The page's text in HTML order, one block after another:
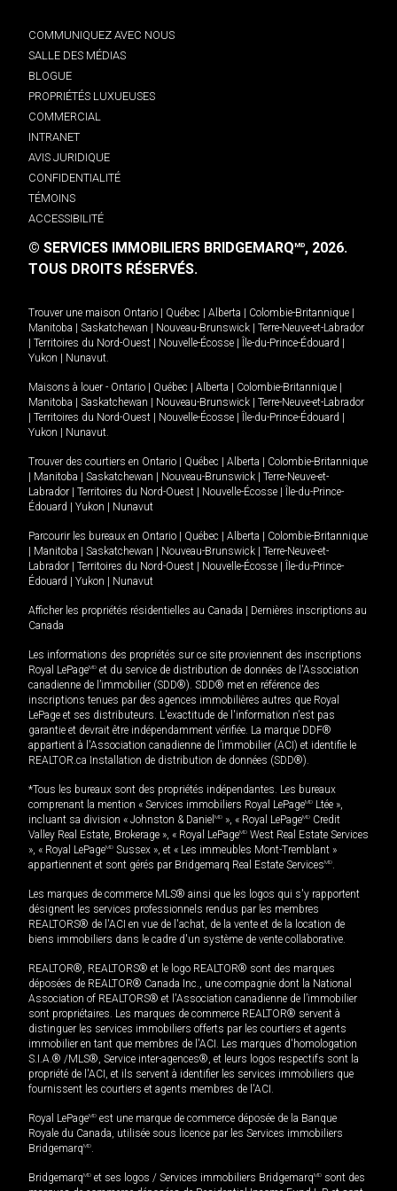
COMMUNIQUEZ AVEC NOUS
SALLE DES MÉDIAS
BLOGUE
PROPRIÉTÉS LUXUEUSES
COMMERCIAL
INTRANET
AVIS JURIDIQUE
CONFIDENTIALITÉ
TÉMOINS
ACCESSIBILITÉ
© SERVICES IMMOBILIERS BRIDGEMARQMD, 2026.
TOUS DROITS RÉSERVÉS.
Trouver une maison Ontario Québec Alberta Colombie-Britannique
Manitoba
Saskatchewan Nouveau-Brunswick
Terre-Neuve-et-Labrador
Territoires du Nord-Ouest Nouvelle-Écosse Île-du-Prince-Édouard
Yukon
Nunavut.
Maisons à louer - Ontario Québec Alberta Colombie-Britannique
Manitoba
Saskatchewan Nouveau-Brunswick
Terre-Neuve-et-Labrador
Territoires du Nord-Ouest Nouvelle-Écosse Île-du-Prince-Édouard
Yukon
Nunavut.
Trouver des courtiers en Ontario Québec Alberta
Colombie-Britannique
Manitoba Saskatchewan Nouveau-Brunswick
Terre-Neuve-et-
Labrador
Territoires du Nord-Ouest Nouvelle-Écosse
Île-du-Prince-
Édouard
Yukon Nunavut
Parcourir les bureaux en Ontario Québec Alberta
Colombie-Britannique
Manitoba Saskatchewan Nouveau-Brunswick
Terre-Neuve-et-
Labrador
Territoires du Nord-Ouest Nouvelle-Écosse
Île-du-Prince-
Édouard
Yukon Nunavut
Afficher les propriétés résidentielles au Canada
Dernières inscriptions au
Canada
Les informations des propriétés sur ce site proviennent des inscriptions
Royal LePageMD et du service de distribution de données de l'Association
canadienne de l’immobilier (SDD®). SDD® met en référence des
inscriptions tenues par des agences immobilières autres que Royal
LePage et ses distributeurs. L'exactitude de l'information n'est pas
garantie et devrait être indépendamment vérifiée. La marque DDF®
appartient à l'Association canadienne de l’immobilier (ACI) et identifie le
REALTOR.ca Installation de distribution de données (SDD®).
*Tous les bureaux sont des propriétés indépendantes. Les bureaux
comprenant la mention « Services immobiliers Royal LePageMD Ltée »,
incluant sa division « Johnston & Daniel MD », « Royal LePageMD Credit
Valley Real Estate, Brokerage », « Royal LePageMD West Real Estate Services
», « Royal LePageMD Sussex », et « Les immeubles Mont-Tremblant »
appartiennent et sont gérés par Bridgemarq Real Estate ServicesMD.
Les marques de commerce MLS® ainsi que les logos qui s'y rapportent
désignent les services professionnels rendus par les membres
REALTORS® de l'ACI en vue de l'achat, de la vente et de la location de
biens immobiliers dans le cadre d'un système de vente collaborative.
REALTOR®, REALTORS® et le logo REALTOR® sont des marques
déposées de REALTOR® Canada Inc., une compagnie dont la National
Association of REALTORS® et l'Association canadienne de l’immobilier
sont propriétaires. Les marques de commerce REALTOR® servent à
distinguer les services immobiliers offerts par les courtiers et agents
immobilier en tant que membres de l'ACI. Les marques d'homologation
S.I.A.® /MLS®, Service inter-agences®, et leurs logos respectifs sont la
propriété de l'ACI, et ils servent à identifier les services immobiliers que
fournissent les courtiers et agents membres de l'ACI.
Royal LePageMD est une marque de commerce déposée de la Banque
Royale du Canada, utilisée sous licence par les Services immobiliers
BridgemarqMD.
BridgemarqMD et ses logos / Services immobiliers BridgemarqMD sont des